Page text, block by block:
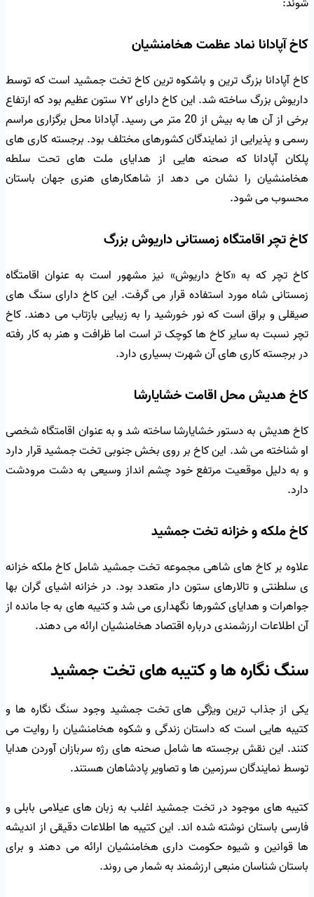
کاخ آپادانا نماد عظمت هخامنشیان
کاخ آپادانا بزرگ ترین و باشکوه ترین کاخ تخت جمشید است که توسط
داریوش بزرگ ساخته شد. این کاخ دارای ۷۲ ستون عظیم بود که ارتفاع
برخی از آن ها به بیش از 20 متر می رسید. آپادانا محل برگزاری مراسم
رسمی و پذیرایی از نمایندگان کشورهای مختلف بود. برجسته کاری های
پلکان آپادانا که صحنه هایی از هدایای ملت های تحت سلطه
هخامنشیان را نشان می دهد از شاهکارهای هنری جهان باستان
محسوب می شود.
کاخ تچر اقامتگاه زمستانی داریوش بزرگ
کاخ تچر که به «کاخ داریوش» نیز مشهور است به عنوان اقامتگاه
زمستانی شاه مورد استفاده قرار می گرفت. این کاخ دارای سنگ های
صیقلی و براق است که نور خورشید را به زیبایی بازتاب می دهند. کاخ
تچر نسبت به سایر کاخ ها کوچک تر است اما ظرافت و هنر به کار رفته
در برجسته کاری های آن شهرت بسیاری دارد.
کاخ هدیش محل اقامت خشایارشا
کاخ هدیش به دستور خشایارشا ساخته شد و به عنوان اقامتگاه شخصی
او شناخته می شد. این کاخ بر روی بخش جنوبی تخت جمشید قرار دارد
و به دلیل موقعیت مرتفع خود چشم انداز وسیعی به دشت مرودشت
دارد.
کاخ ملکه و خزانه تخت جمشید
علاوه بر کاخ های شاهی مجموعه تخت جمشید شامل کاخ ملکه خزانه
ی سلطنتی و تالارهای ستون دار متعدد بود. در خزانه اشیای گران بها
جواهرات و هدایای کشورها نگهداری می شد و کتیبه های به جا مانده از
آن اطلاعات ارزشمندی درباره اقتصاد هخامنشیان ارائه می دهند.
سنگ نگاره ها و کتیبه های تخت جمشید
یکی از جذاب ترین ویژگی های تخت جمشید وجود سنگ نگاره ها و
کتیبه هایی است که داستان زندگی و شکوه هخامنشیان را روایت می
کنند. این نقش برجسته ها شامل صحنه های رژه سربازان آوردن هدایا
توسط نمایندگان سرزمین ها و تصاویر پادشاهان هستند.
کتیبه های موجود در تخت جمشید اغلب به زبان های عیلامی بابلی و
فارسی باستان نوشته شده اند. این کتیبه ها اطلاعات دقیقی از اندیشه
ها قوانین و شیوه حکومت داری هخامنشیان ارائه می دهند و برای
باستان شناسان منبعی ارزشمند به شمار می روند.